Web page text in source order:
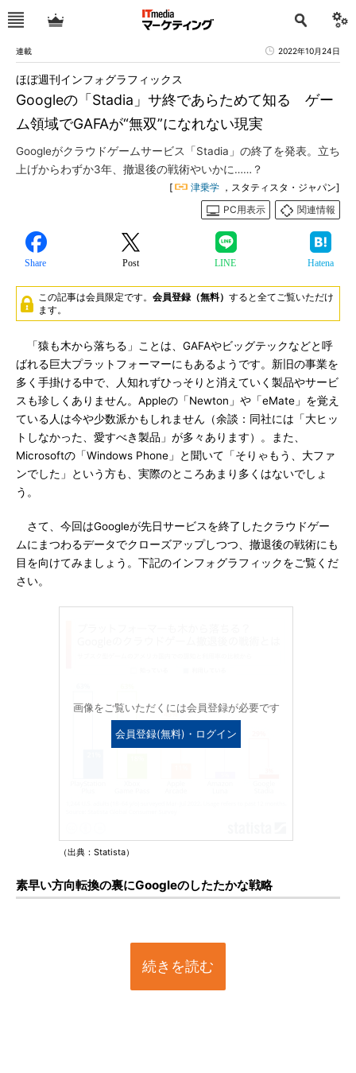
連載 2022年10月24日
Googleの「Stadia」サ終であらためて知る ゲー
ム領域でGAFAが“無双”になれない現実
ほぼ週刊インフォグラフィックス
Googleがクラウドゲームサービス「Stadia」の終了を発表。立ち
上げからわずか3年、撤退後の戦術やいかに……？
[ 津乗学 ，スタティスタ・ジャパン]
PC用表示
関連情報
Share Post LINE Hatena
この記事は会員限定です。 会員登録（無料） すると全てご覧いただけ
ます。
「猿も木から落ちる」ことは、GAFAやビッグテックなどと呼
ばれる巨大プラットフォーマーにもあるようです。新旧の事業を
多く手掛ける中で、人知れずひっそりと消えていく製品やサービ
スも珍しくありません。Appleの「Newton」や「eMate」を覚え
ている人は今や少数派かもしれません（余談：同社には「大ヒッ
トしなかった、愛すべき製品」が多々あります）。また、
Microsoftの「Windows Phone」と聞いて「そりゃもう、大ファ
ンでした」という方も、実際のところあまり多くはないでしょ
う。
さて、今回はGoogleが先日サービスを終了したクラウドゲー
ムにまつわるデータでクローズアップしつつ、撤退後の戦術にも
目を向けてみましょう。下記のインフォグラフィックをご覧くだ
さい。
画像をご覧いただくには会員登録が必要です
会員登録(無料)・ログイン
（出典：Statista）
素早い方向転換の裏にGoogleのしたたかな戦略
続きを読む